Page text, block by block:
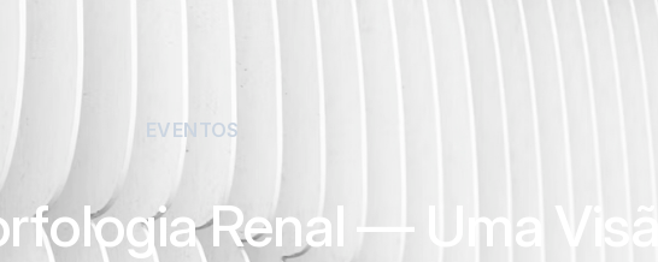
EVENTOS
Renal — Uma Visão